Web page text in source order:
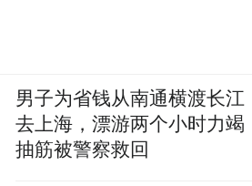
男子为省钱从南通横渡长江
去上海，漂游两个小时力竭
抽筋被警察救回